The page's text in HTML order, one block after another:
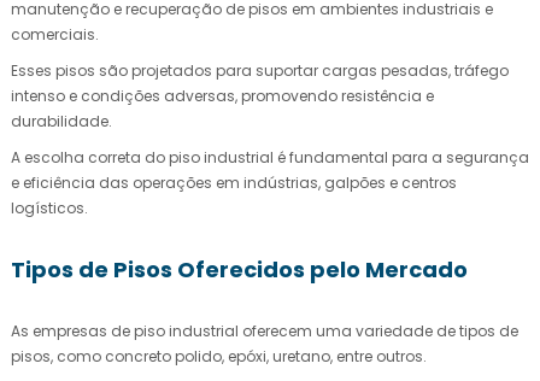
manutenção e recuperação de pisos em ambientes industriais e
comerciais.
Esses pisos são projetados para suportar cargas pesadas, tráfego
intenso e condições adversas, promovendo resistência e
durabilidade.
A escolha correta do piso industrial é fundamental para a segurança
e eficiência das operações em indústrias, galpões e centros
logísticos.
Tipos de Pisos Oferecidos pelo Mercado
As empresas de piso industrial oferecem uma variedade de tipos de
pisos, como concreto polido, epóxi, uretano, entre outros.